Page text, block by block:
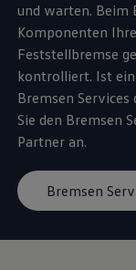
und warten. Beim
Komponenten
Feststellbremse
kontrolliert. Ist
Bremsen Services
Sie den Bremsen
Partner an.
Bremsen